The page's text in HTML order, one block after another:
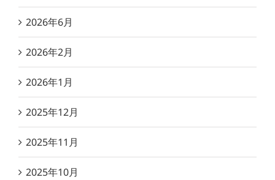
2026年6月
2026年2月
2026年1月
2025年12月
2025年11月
2025年10月